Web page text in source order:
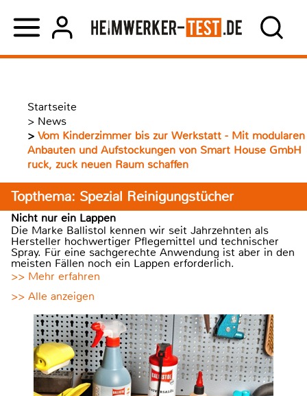
Startseite
> News
> Vom Kinderzimmer bis zur Werkstatt - Mit modularen
Anbauten und Aufstockungen von Smart House GmbH
ruck, zuck neuen Raum schaffen
Topthema: Spezial Reinigungstücher
Nicht nur ein Lappen
Die Marke Ballistol kennen wir seit Jahrzehnten als
Hersteller hochwertiger Pflegemittel und technischer
Spray. Für eine sachgerechte Anwendung ist aber in den
meisten Fällen noch ein Lappen erforderlich.
>> Mehr erfahren
>> Alle anzeigen